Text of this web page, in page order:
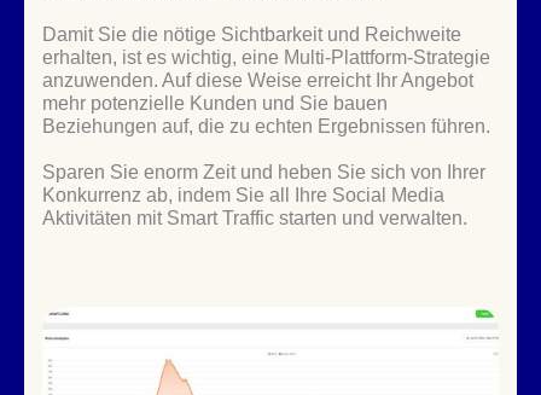
Damit Sie die nötige Sichtbarkeit und Reichweite
erhalten, ist es wichtig, eine Multi-Plattform-Strategie
anzuwenden. Auf diese Weise erreicht Ihr Angebot
mehr potenzielle Kunden und Sie bauen
Beziehungen auf, die zu echten Ergebnissen führen.
Sparen Sie enorm Zeit und heben Sie sich von Ihrer
Konkurrenz ab, indem Sie all Ihre Social Media
Aktivitäten mit Smart Traffic starten und verwalten.